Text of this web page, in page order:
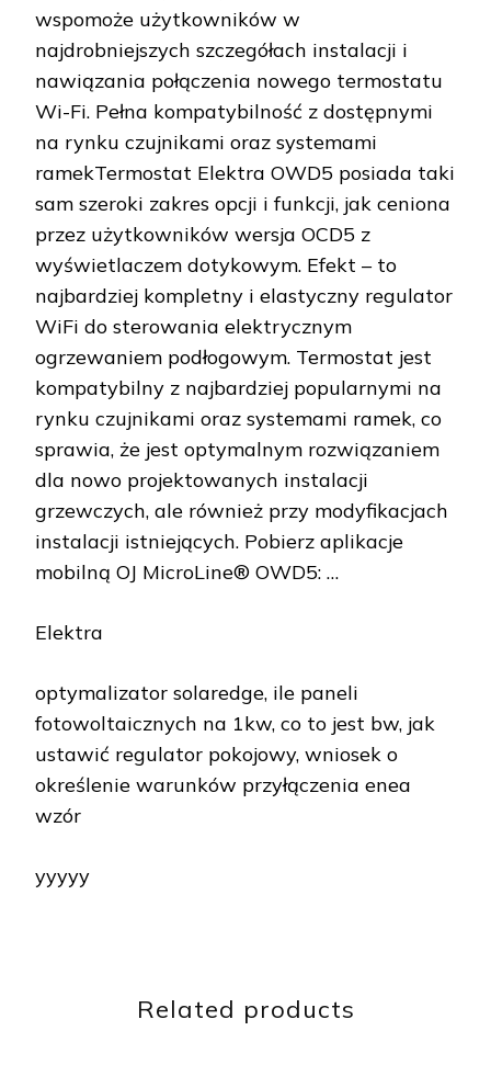
wspomoże użytkowników w
najdrobniejszych szczegółach instalacji i
nawiązania połączenia nowego termostatu
Wi-Fi. Pełna kompatybilność z dostępnymi
na rynku czujnikami oraz systemami
ramekTermostat Elektra OWD5 posiada taki
sam szeroki zakres opcji i funkcji, jak ceniona
przez użytkowników wersja OCD5 z
wyświetlaczem dotykowym. Efekt – to
najbardziej kompletny i elastyczny regulator
WiFi do sterowania elektrycznym
ogrzewaniem podłogowym. Termostat jest
kompatybilny z najbardziej popularnymi na
rynku czujnikami oraz systemami ramek, co
sprawia, że jest optymalnym rozwiązaniem
dla nowo projektowanych instalacji
grzewczych, ale również przy modyfikacjach
instalacji istniejących. Pobierz aplikacje
mobilną OJ MicroLine® OWD5: …
Elektra
optymalizator solaredge, ile paneli
fotowoltaicznych na 1kw, co to jest bw, jak
ustawić regulator pokojowy, wniosek o
określenie warunków przyłączenia enea
wzór
yyyyy
Related products